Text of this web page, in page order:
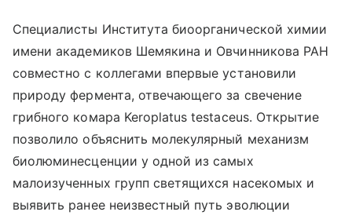
Специалисты Института биоорганической химии
имени академиков Шемякина и Овчинникова РАН
совместно с коллегами впервые установили
природу фермента, отвечающего за свечение
грибного комара Keroplatus testaceus. Открытие
позволило объяснить молекулярный механизм
биолюминесценции у одной из самых
малоизученных групп светящихся насекомых и
выявить ранее неизвестный путь эволюции